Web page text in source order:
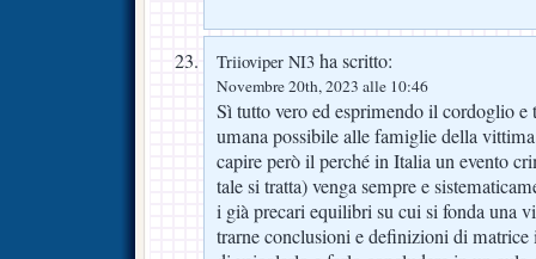
Triioviper NI3 ha scritto:
Novembre 20th, 2023 alle 10:46
Sì tutto vero ed esprimendo il cordoglio e
umana possibile alle famiglie della vittima
capire però il perché in Italia un evento
tale si tratta) venga sempre e
i già precari equilibri su cui si fonda una
trarne conclusioni e definizioni di